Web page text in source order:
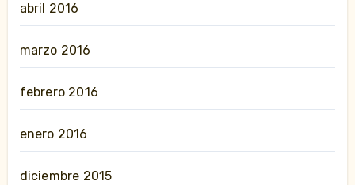
abril 2016
marzo 2016
febrero 2016
enero 2016
diciembre 2015